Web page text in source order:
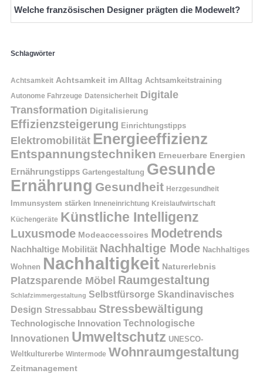
Welche französischen Designer prägten die Modewelt?
Schlagwörter
Achtsamkeit Achtsamkeit im Alltag Achtsamkeitstraining
Autonome Fahrzeuge Datensicherheit Digitale
Transformation Digitalisierung
Effizienzsteigerung Einrichtungstipps
Elektromobilität Energieeffizienz
Entspannungstechniken Erneuerbare Energien
Ernährungstipps Gartengestaltung Gesunde
Ernährung Gesundheit Herzgesundheit
Immunsystem stärken Inneneinrichtung Kreislaufwirtschaft
Küchengeräte Künstliche Intelligenz
Luxusmode Modeaccessoires Modetrends
Nachhaltige Mobilität Nachhaltige Mode Nachhaltiges
Wohnen Nachhaltigkeit Naturerlebnis
Platzsparende Möbel Raumgestaltung
Schlafzimmergestaltung Selbstfürsorge Skandinavisches
Design Stressabbau Stressbewältigung
Technologische Innovation Technologische
Innovationen Umweltschutz UNESCO-
Weltkulturerbe Wintermode Wohnraumgestaltung
Zeitmanagement